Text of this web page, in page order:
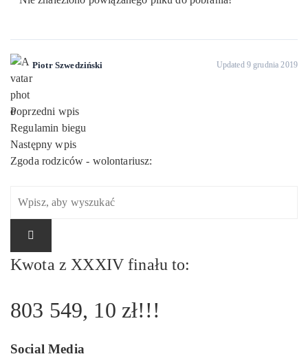
Piotr Szwedziński Updated 9 grudnia 2019
Nawigacja
wpisu
Poprzedni wpis
Regulamin biegu
Następny wpis
Zgoda rodziców - wolontariusz:
Kwota z XXXIV finału to:
803 549, 10 zł!!!
Social Media